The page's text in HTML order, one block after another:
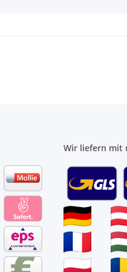
Wir liefern mit